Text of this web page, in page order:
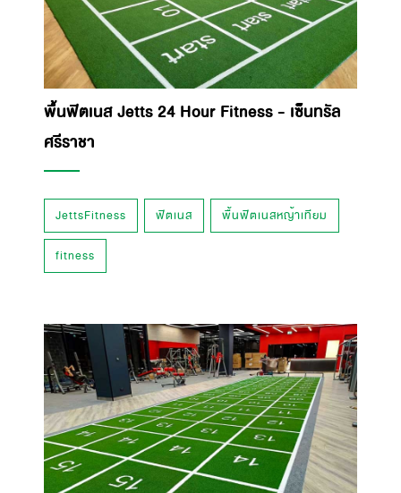
พื้นฟิตเนส Jetts 24 Hour Fitness - เซ็นทรัล
ศรีราชา
JettsFitness ฟิตเนส พื้นฟิตเนสหญ้าเทียม
fitness